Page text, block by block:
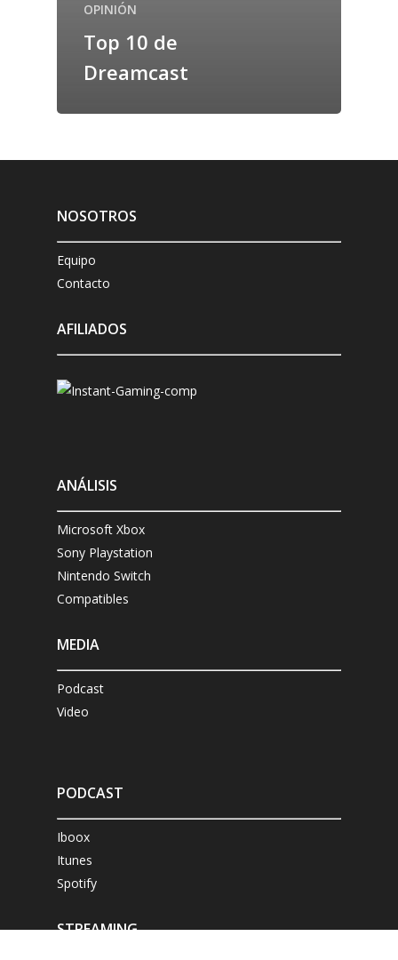
OPINIÓN
Top 10 de
Dreamcast
NOSOTROS
Equipo
Contacto
AFILIADOS
ANÁLISIS
Microsoft Xbox
Sony Playstation
Nintendo Switch
Compatibles
MEDIA
Podcast
Video
PODCAST
Iboox
Itunes
Spotify
STREAMING